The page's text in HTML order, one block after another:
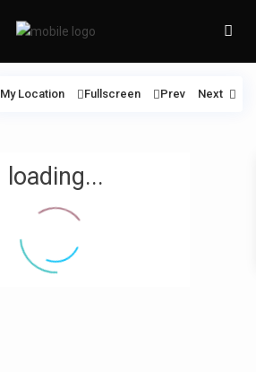
loading...
My Location Fullscreen Prev Next